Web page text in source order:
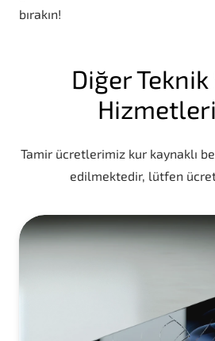
bırakın!
Diğer
Tamir ücretlerimiz kur kaynaklı
edilmektedir, lütfen